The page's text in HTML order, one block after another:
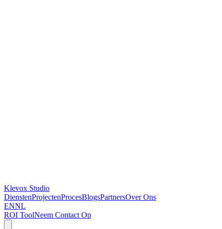
Klevox Studio
DienstenProjectenProcesBlogsPartnersOver Ons
ENNL
ROI ToolNeem Contact Op